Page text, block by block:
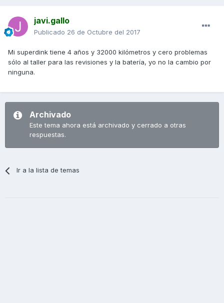
javi.gallo
Publicado 26 de Octubre del 2017
Mi superdink tiene 4 años y 32000 kilómetros y cero problemas
sólo al taller para las revisiones y la batería, yo no la cambio por
ninguna.
Archivado
Este tema ahora está archivado y cerrado a otras
respuestas.
Ir a la lista de temas